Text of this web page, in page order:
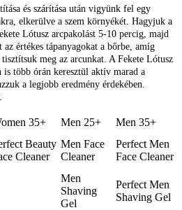
és szárítása után vigyünk fel egy
elkerülve a szem környékét. Hagyjuk a
Lótusz arcpakolást 5-10 percig, majd
értékes tápanyagokat a bőrbe, amíg
meg az arcunkat. A Fekete Lótusz
is több órán keresztül aktív marad a
a legjobb eredmény érdekében.
35+ Men 25+
Men 35+
Beauty
Cleaner
Men Face
Cleaner
Perfect Men
Face Cleaner
Men
Shaving
Gel
Perfect Men
Shaving Gel